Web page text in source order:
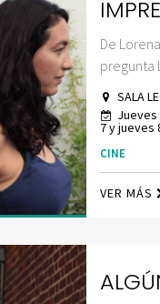
De
pregunta
SALA
Jueves
7 y jueves
CINE
VER MÁS